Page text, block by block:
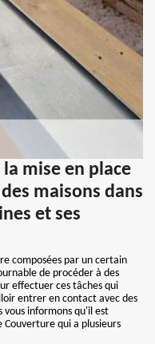
mise en place
maisons dans
et ses
composées par un certain
de procéder à des
effectuer ces tâches qui
entrer en contact avec des
vous informons qu'il est
qui a plusieurs